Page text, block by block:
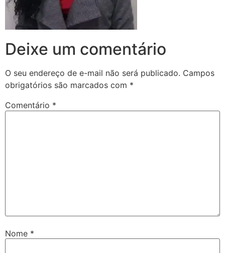
Deixe um comentário
O seu endereço de e-mail não será publicado. Campos
obrigatórios são marcados com *
Comentário *
Nome *